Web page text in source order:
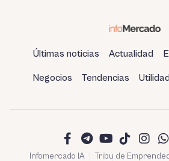
Últimas noticias Actualidad
Negocios Tendencias
Infomercado IA Tribu de